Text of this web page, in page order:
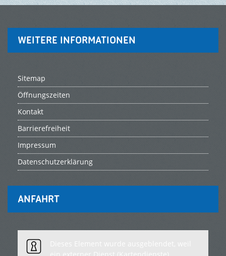
WEITERE INFORMATIONEN
Sitemap
Öffnungszeiten
Kontakt
Barrierefreiheit
Impressum
Datenschutzerklärung
ANFAHRT